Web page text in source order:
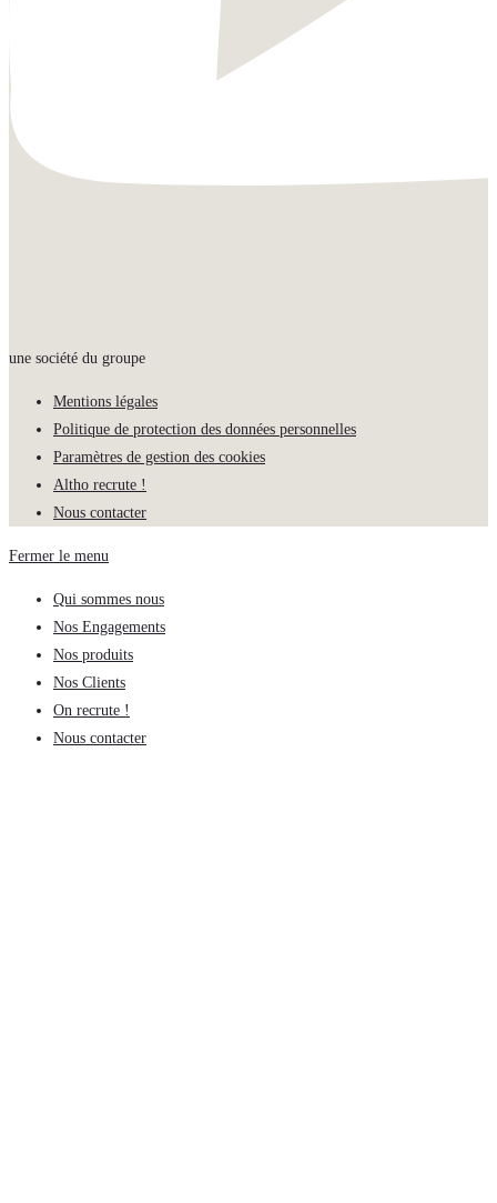
une société du groupe
Mentions légales
Politique de protection des données personnelles
Paramètres de gestion des cookies
Altho recrute !
Nous contacter
Fermer le menu
Qui sommes nous
Nos Engagements
Nos produits
Nos Clients
On recrute !
Nous contacter